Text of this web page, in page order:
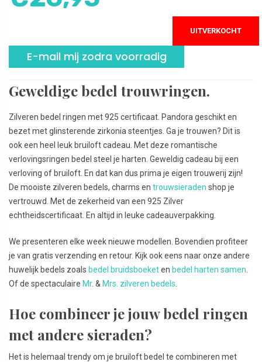
was:
€30,95.
is:
€26,95.
UITVERKOCHT
E-mail mij zodra voorradig
Geweldige bedel trouwringen.
Zilveren bedel ringen met 925 certificaat. Pandora geschikt en
bezet met glinsterende zirkonia steentjes. Ga je trouwen? Dit is
ook een heel leuk bruiloft cadeau. Met deze romantische
verlovingsringen bedel steel je harten. Geweldig cadeau bij een
verloving of bruiloft. En dat kan dus prima je eigen trouwerij zijn!
De mooiste zilveren bedels, charms en trouwsieraden shop je
vertrouwd. Met de zekerheid van een 925 Zilver
echtheidscertificaat. En altijd in leuke cadeauverpakking.
We presenteren elke week nieuwe modellen. Bovendien profiteer
je van gratis verzending en retour. Kijk ook eens naar onze andere
huwelijk bedels zoals bedel bruidsboeketen bedel harten samen
Of de spectaculaire Mr. & Mrs. zilveren bedels
Hoe combineer je jouw bedel ringen
met andere sieraden?
Het is helemaal trendy om je bruiloft bedel te combineren met